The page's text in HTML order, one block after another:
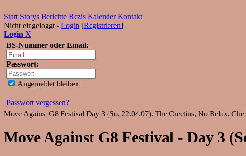
Start Storys Berichte Rezis Kalender Kontakt
Nicht eingeloggt - Login [Registrieren]
Login X
BS-Nummer oder Email:
Passwort:
Angemeldet bleiben
Passwort vergessen?
Move Against G8 Festival Day 3 (So, 22.04.07): The Creetins, No Relax,
Move Against G8 Festival - Day 3